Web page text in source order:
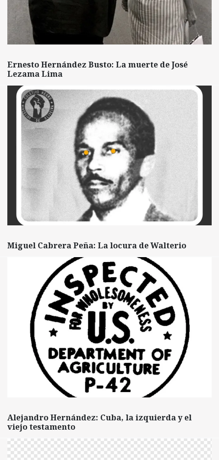
Ernesto Hernández Busto: La muerte de José
Lezama Lima
Miguel Cabrera Peña: La locura de Walterio
Alejandro Hernández: Cuba, la izquierda y el
viejo testamento